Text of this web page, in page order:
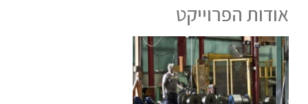
אודות הפרוייקט